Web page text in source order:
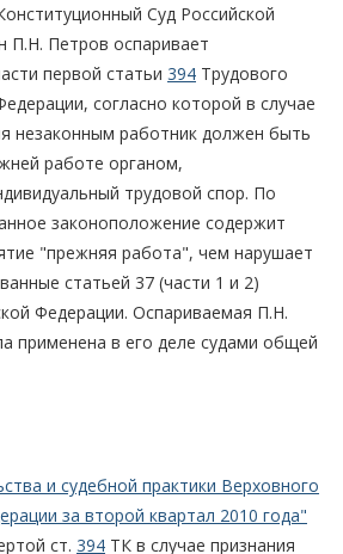
Суд Российской
П.Н. Петров оспаривает
первой статьи 394 Трудового
согласно которой в случае
незаконным работник должен быть
работе органом,
трудовой спор. По
законоположение содержит
"прежняя работа", чем нарушает
статьей 37 (части 1 и 2)
Федерации. Оспариваемая П.Н.
применена в его деле судами общей
и судебной практики Верховного
за второй квартал 2010 года"
ст. 394 ТК в случае признания